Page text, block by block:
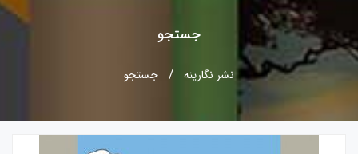
جستجو
نشر نگارینه جستجو